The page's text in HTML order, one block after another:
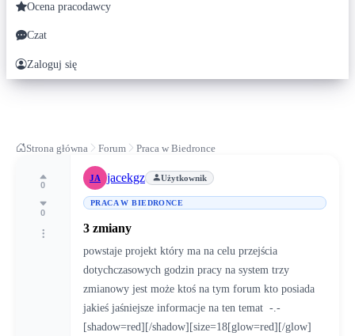
Ocena pracodawcy
Czat
Zaloguj się
Strona główna Forum Praca w Biedronce
0
0
JA jacekgz Użytkownik
PRACA W BIEDRONCE
3 zmiany
powstaje projekt który ma na celu przejścia
dotychczasowych godzin pracy na system trzy
zmianowy jest może ktoś na tym forum kto posiada
jakieś jaśniejsze informacje na ten temat  -.-
[shadow=red][/shadow][size=18[glow=red][/glow]